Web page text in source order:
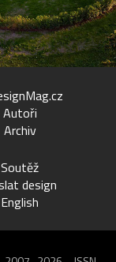
Autoři
Archiv
Soutěž
design
English